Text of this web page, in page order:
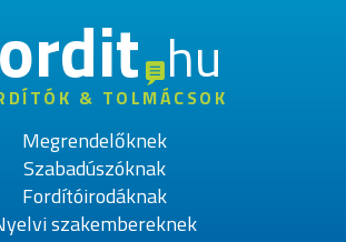
hu
& TOLMÁCSOK
Megrendelőknek
Szabadúszóknak
Fordítóirodáknak
szakembereknek